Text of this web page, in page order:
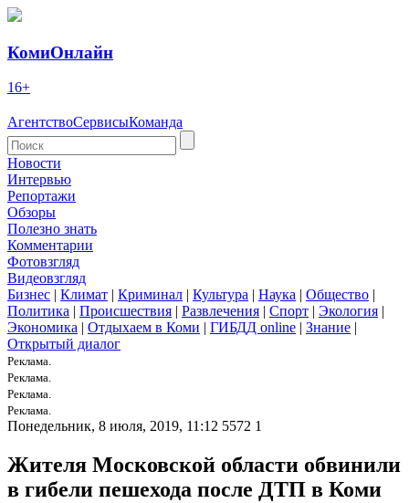
КомиОнлайн
16+
АгентствоСервисыКоманда
Новости
Интервью
Репортажи
Обзоры
Полезно знать
Комментарии
Фотовзгляд
Видеовзгляд
Бизнес | Климат | Криминал | Культура | Наука | Общество |
Политика | Происшествия | Развлечения | Спорт | Экология |
Экономика | Отдыхаем в Коми | ГИБДД online | Знание |
Открытый диалог
Реклама.
Реклама.
Реклама.
Реклама.
Понедельник, 8 июля, 2019, 11:12 5572 1
Жителя Московской области обвинили
в гибели пешехода после ДТП в Коми